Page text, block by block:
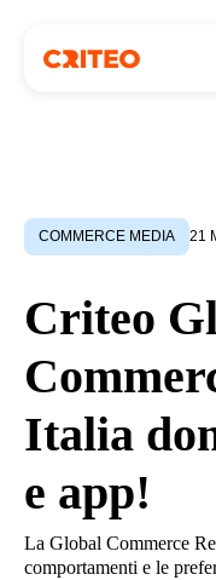
COMMERCE MEDIA 21
Criteo
Italia
e app!
La Global Commerce
comportamenti e le